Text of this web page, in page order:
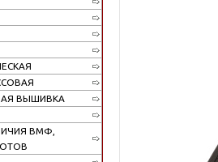
ВЫШИВКА
ВМФ,